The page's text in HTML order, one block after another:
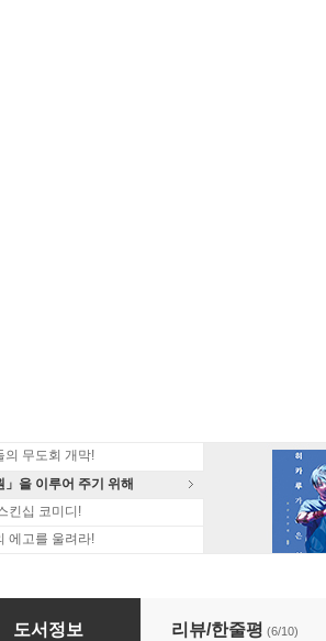
의 무도회 개막!
」을 이루어 주기 위해
킨십 코미디!
에고를 울려라!
마녀의 하인과 마왕의 뿔 11권
도서정보 리뷰/한줄평 (6/10)